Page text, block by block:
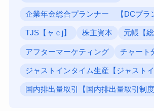
企業年金総合プランナー 【DCプラ
TJS【ャｃj】 株主資本 元帳【
アフターマーケティング チャート
ジャストインタイム生産【ジャストイ
国内排出量取引【国内排出量取引制度